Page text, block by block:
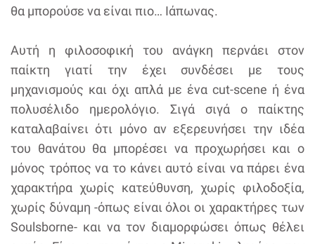
θα μπορούσε να είναι πιο… Ιάπωνας.
Αυτή η φιλοσοφική του ανάγκη περνάει στον
παίκτη γιατί την έχει συνδέσει με τους
μηχανισμούς και όχι απλά με ένα cut-scene ή ένα
πολυσέλιδο ημερολόγιο. Σιγά σιγά ο παίκτης
καταλαβαίνει ότι μόνο αν εξερευνήσει την ιδέα
του θανάτου θα μπορέσει να προχωρήσει και ο
μόνος τρόπος να το κάνει αυτό είναι να πάρει ένα
χαρακτήρα χωρίς κατεύθυνση, χωρίς φιλοδοξία,
χωρίς δύναμη -όπως είναι όλοι οι χαρακτήρες των
Soulsborne- και να τον διαμορφώσει όπως θέλει